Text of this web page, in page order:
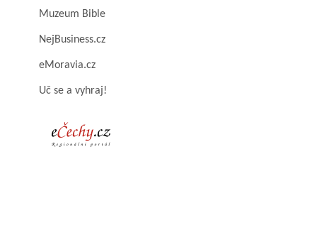
Muzeum Bible
NejBusiness.cz
eMoravia.cz
Uč se a vyhraj!